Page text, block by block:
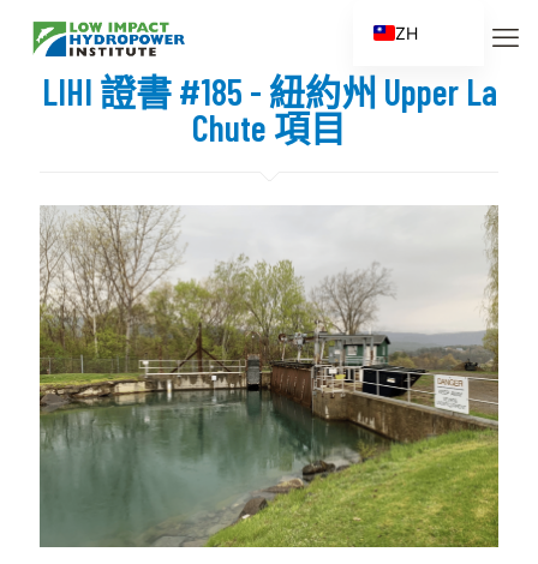
LIHI 證書 #185 - 紐約州 Upper La
Chute 項目
ZH
ES